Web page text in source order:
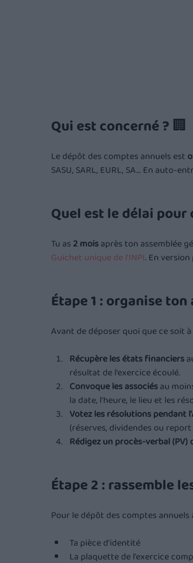
Qui est concerné ? 🏢
Le dépôt des comptes annuels est
SASU, SARL, EURL, SA... En auto-
Quel est le délai pour
Tu as 2 mois après ton assemblée
Guichet unique de l'INPI. En
Étape 1 : organise
Avant de déposer quoi que ce soit
Récupère les états financiers
résultat de l'exercice écoulé.
Convoque les associés au
la date, l'heure, le lieu et les
Votez les résolutions pendant
(réserves, dividendes ou
Rédigez un procès-verbal (PV)
Étape 2 : rassemble
Pour le dépôt des comptes annuels
Ta pièce d'identité
La plaquette de l'exercice